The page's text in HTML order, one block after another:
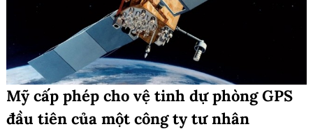
Mỹ cấp phép cho vệ tinh dự phòng GPS
đầu tiên của một công ty tư nhân